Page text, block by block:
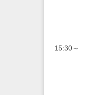
15:30～